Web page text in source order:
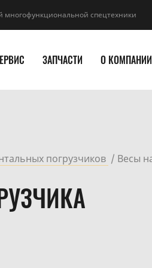
многофункциональной спецтехники
ЗАПЧАСТИ О КОМПАНИИ
погрузчиков Весы